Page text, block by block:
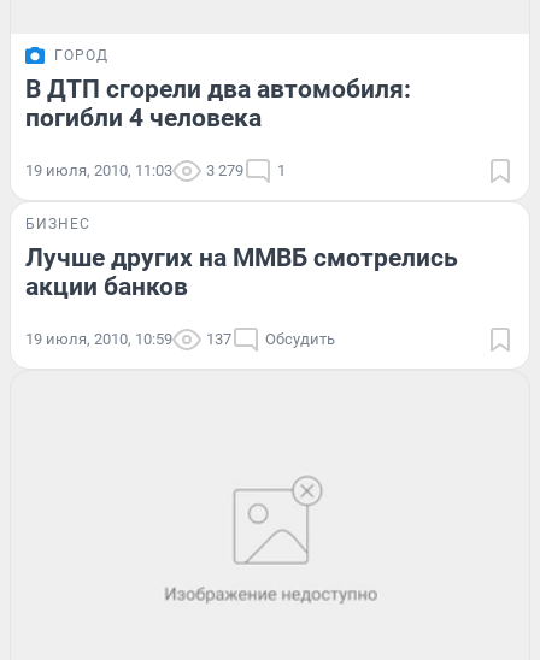
ГОРОД
В ДТП сгорели два автомобиля:
погибли 4 человека
19 июля, 2010, 11:03 3 279 1
БИЗНЕС
Лучше других на ММВБ смотрелись
акции банков
19 июля, 2010, 10:59 137 Обсудить